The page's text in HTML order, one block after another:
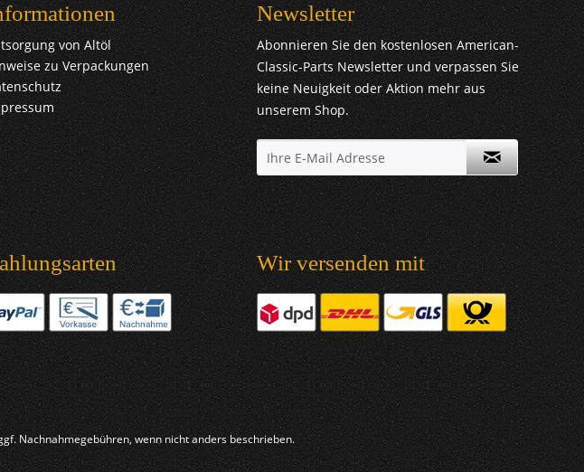
von Altöl
zu Verpackungen
Newsletter
Abonnieren Sie den kostenlosen American-
Classic-Parts Newsletter und verpassen Sie
keine Neuigkeit oder Aktion mehr aus
unserem Shop.
Wir versenden mit
Nachnahmegebühren, wenn nicht anders beschrieben.